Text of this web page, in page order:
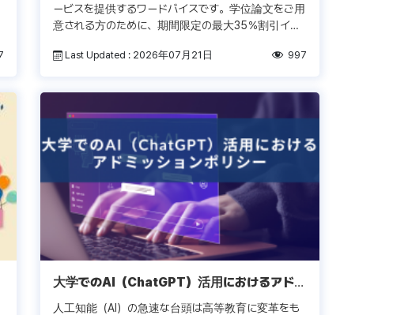
ービスを提供するワードバイスです。学位論文をご用
意される方のために、期間限定の最大35％割引イベ
（学位論文限定） 🔹 学術論文 […]
Last Updated : 2026年07月21日 997
大学でのAI（ChatGPT）活用におけるアドミ
ッションポリシー
人工知能（AI）の急速な台頭は高等教育に変革をも